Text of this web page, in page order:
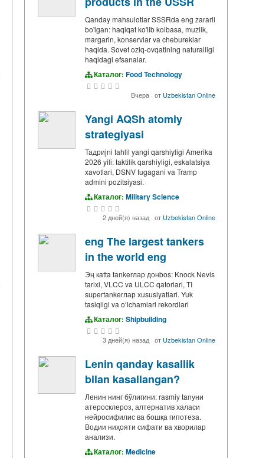
Qanday mahsulotlar SSSRda eng zararli
bo'lgan: haqiqat ko'lib kolbasa, muzlik,
margarin, konservlar va chebureklar
haqida. Sovet oziq-ovqatining naturalligi
haqidagi efsanalar.
Каталог: Food Technology
Вчера · от Uzbekistan Online
Yangi AQSh atomiy
strategiyasi
Тадриjni tahlil yangi qarshiyligi Amerika
2026 yili: taktilik qarshiyligi, eskalatsiya
xavotlari, DSNV tugagani va Tramp
admini pozitsiyasi.
Каталог: Military Science
2 дней(я) назад· от Uzbekistan Online
eng The largest tankers
in the world eng
Эң кatta tankerлар донbos: Knock Nevis
tarixi, VLCC va ULCC qatorlari, TI
supertankerлар xususiyatlari. Yuk
tasiqligi va oʻlchamlari rekordlari
Каталог: Shipbuilding
3 дней(я) назад· от Uzbekistan Online
Lenin qanday kasallik
bilan kasallangan?
Ленин нинг бўлигини: rasmiy tanуни
атеросклероз, алтернатив халаси
нейросифилис ва бошқа гипотеза.
Водии ниҳояти сифати ва хворилар
анализи.
Каталог: Medicine